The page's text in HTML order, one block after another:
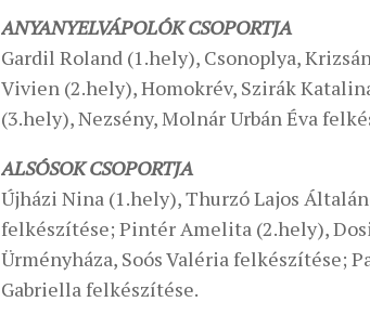
ANYANYELVÁPOLÓK CSOPORTJA
Gardil Roland (1.hely), Csonoplya,
Vivien (2.hely), Homokrév, Szirák
(3.hely), Nezsény, Molnár Urbán Éva
ALSÓSOK CSOPORTJA
Újházi Nina (1.hely), Thurzó Lajos
felkészítése; Pintér Amelita (2.hely),
Ürményháza, Soós Valéria felkészítése;
Gabriella felkészítése.